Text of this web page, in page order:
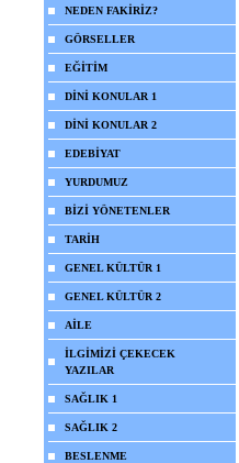
NEDEN FAKİRİZ?
GÖRSELLER
EĞİTİM
DİNİ KONULAR 1
DİNİ KONULAR 2
EDEBİYAT
YURDUMUZ
BİZİ YÖNETENLER
TARİH
GENEL KÜLTÜR 1
GENEL KÜLTÜR 2
AİLE
İLGİMİZİ ÇEKECEK
YAZILAR
SAĞLIK 1
SAĞLIK 2
BESLENME